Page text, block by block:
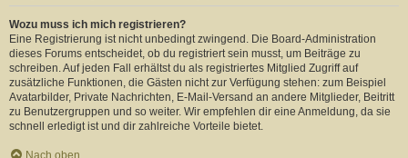
Wozu muss ich mich registrieren?
Eine Registrierung ist nicht unbedingt zwingend. Die Board-Administration
dieses Forums entscheidet, ob du registriert sein musst, um Beiträge zu
schreiben. Auf jeden Fall erhältst du als registriertes Mitglied Zugriff auf
zusätzliche Funktionen, die Gästen nicht zur Verfügung stehen: zum Beispiel
Avatarbilder, Private Nachrichten, E-Mail-Versand an andere Mitglieder, Beitritt
zu Benutzergruppen und so weiter. Wir empfehlen dir eine Anmeldung, da sie
schnell erledigt ist und dir zahlreiche Vorteile bietet.
Nach oben